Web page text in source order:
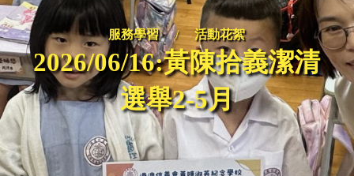
服務學習 / 活動花絮
2026/06/16:黃陳拾義潔清
選舉2-5月